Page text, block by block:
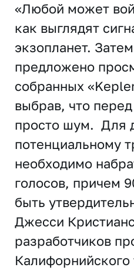
«Любой может
как выглядят
экзопланет.
предложено
собранных
выбрав, что
просто шум. Для
потенциальному
необходимо
голосов, причем
быть
Джесси
разработчиков
Калифорнийского